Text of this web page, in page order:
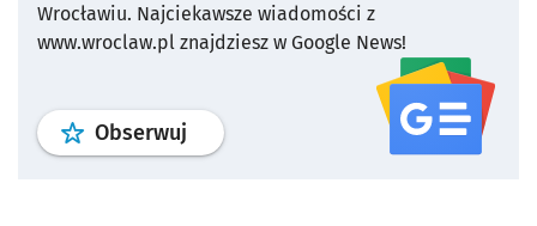
Wrocławiu. Najciekawsze wiadomości z
www.wroclaw.pl znajdziesz w Google News!
Obserwuj profil serwisu